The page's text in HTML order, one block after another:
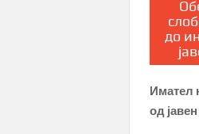
до
Имател
од